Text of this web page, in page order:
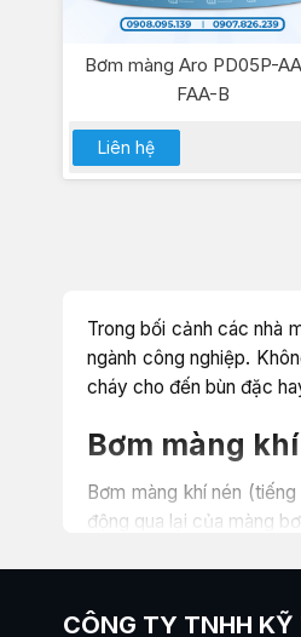
Bơm màng Aro PD05P-
FAA-B
Liên hệ
Trong bối cảnh các nhà
ngành công nghiệp.
cháy cho đến bùn đặc
Bơm màng
Bơm màng khí nén
động qua lại của màng
Khác hoàn toàn với bơm
CÔNG TY TNHH